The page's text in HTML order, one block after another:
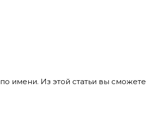
имени. Из этой статьи вы сможете